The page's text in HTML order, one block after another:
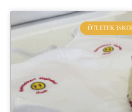
ÖTLETEK